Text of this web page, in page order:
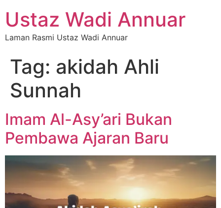
Ustaz Wadi Annuar
Laman Rasmi Ustaz Wadi Annuar
Tag: akidah Ahli
Sunnah
Imam Al-Asy’ari Bukan
Pembawa Ajaran Baru